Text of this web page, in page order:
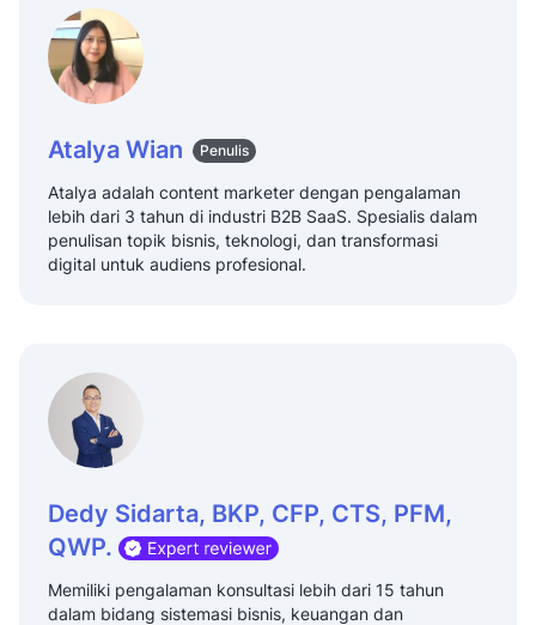
Atalya Wian Penulis
Atalya adalah content marketer dengan pengalaman
lebih dari 3 tahun di industri B2B SaaS. Spesialis dalam
penulisan topik bisnis, teknologi, dan transformasi
digital untuk audiens profesional.
Dedy Sidarta, BKP, CFP, CTS, PFM,
QWP.
Memiliki pengalaman konsultasi lebih dari 15 tahun
dalam bidang sistemasi bisnis, keuangan dan